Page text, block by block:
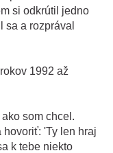
si odkrútil jedno
a rozprával
1992 až
som chcel.
'Ty len hraj
k tebe niekto